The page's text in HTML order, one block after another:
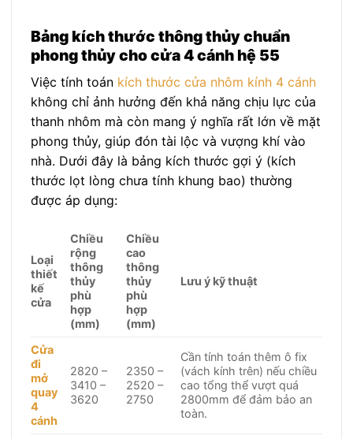
Bảng kích thước thông thủy chuẩn
phong thủy cho cửa 4 cánh hệ 55
Việc tính toán kích thước cửa nhôm kính 4 cánh
không chỉ ảnh hưởng đến khả năng chịu lực của
thanh nhôm mà còn mang ý nghĩa rất lớn về mặt
phong thủy, giúp đón tài lộc và vượng khí vào
nhà. Dưới đây là bảng kích thước gợi ý (kích
thước lọt lòng chưa tính khung bao) thường
được áp dụng:
Loại
thiết
kế
cửa
Chiều
rộng
thông
thủy
phù
hợp
(mm)
Chiều
cao
thông
thủy
phù
hợp
(mm)
Lưu ý kỹ thuật
Cửa
đi
mở
quay
4
cánh
2820 –
3410 –
3620
2350 –
2520 –
2750
Cần tính toán thêm ô fix
(vách kính trên) nếu chiều
cao tổng thể vượt quá
2800mm để đảm bảo an
toàn.